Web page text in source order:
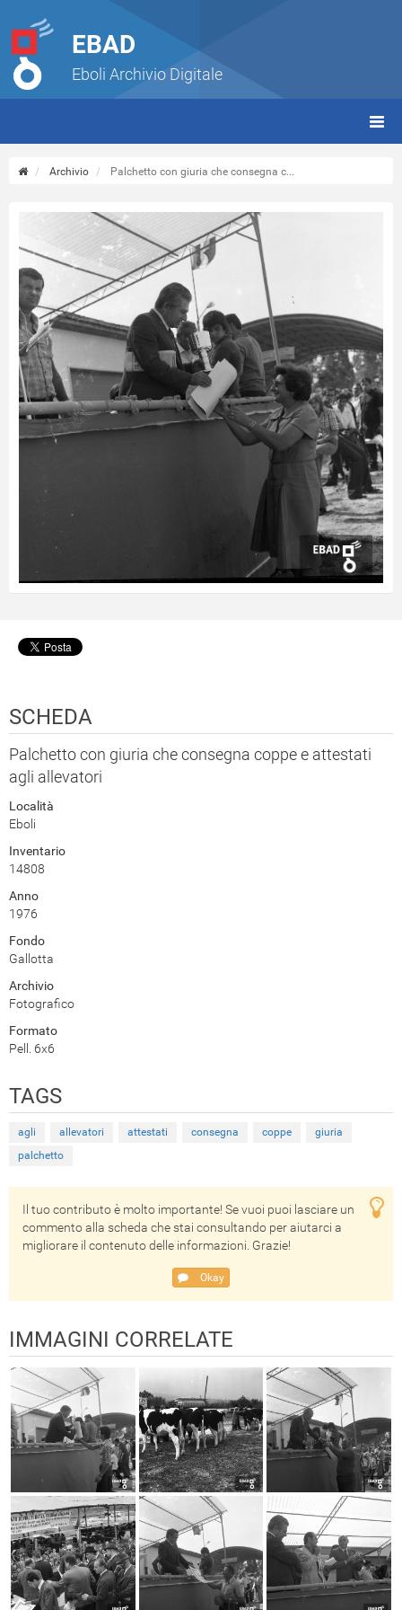
EBAD
Eboli Archivio Digitale
Archivio Palchetto con giuria che consegna c...
SCHEDA
Palchetto con giuria che consegna coppe e attestati
agli allevatori
Località
Eboli
Inventario
14808
Anno
1976
Fondo
Gallotta
Archivio
Fotografico
Formato
Pell. 6x6
TAGS
agli allevatori attestati consegna coppe
giuria
palchetto
Il tuo contributo è molto importante! Se vuoi puoi lasciare un
commento alla scheda che stai consultando per aiutarci a
migliorare il contenuto delle informazioni. Grazie!
Okay
IMMAGINI CORRELATE